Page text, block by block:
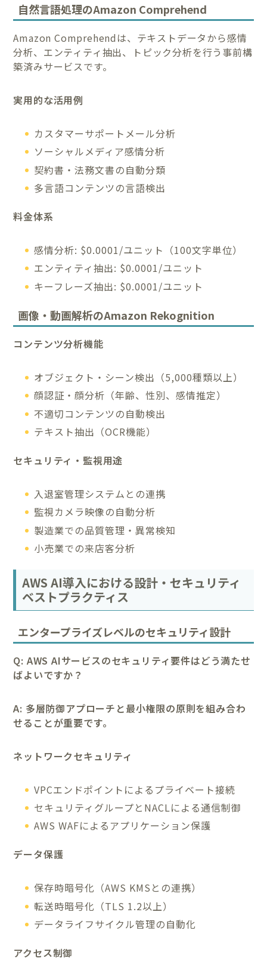
自然言語処理のAmazon Comprehend
Amazon Comprehendは、テキストデータから感情
分析、エンティティ抽出、トピック分析を行う事前構
築済みサービスです。
実用的な活用例
カスタマーサポートメール分析
ソーシャルメディア感情分析
契約書・法務文書の自動分類
多言語コンテンツの言語検出
料金体系
感情分析: $0.0001/ユニット（100文字単位）
エンティティ抽出: $0.0001/ユニット
キーフレーズ抽出: $0.0001/ユニット
画像・動画解析のAmazon Rekognition
コンテンツ分析機能
オブジェクト・シーン検出（5,000種類以上）
顔認証・顔分析（年齢、性別、感情推定）
不適切コンテンツの自動検出
テキスト抽出（OCR機能）
セキュリティ・監視用途
入退室管理システムとの連携
監視カメラ映像の自動分析
製造業での品質管理・異常検知
小売業での来店客分析
AWS AI導入における設計・セキュリティ
ベストプラクティス
エンタープライズレベルのセキュリティ設計
Q: AWS AIサービスのセキュリティ要件はどう満たせ
ばよいですか？
A: 多層防御アプローチと最小権限の原則を組み合わ
せることが重要です。
ネットワークセキュリティ
VPCエンドポイントによるプライベート接続
セキュリティグループとNACLによる通信制御
AWS WAFによるアプリケーション保護
データ保護
保存時暗号化（AWS KMSとの連携）
転送時暗号化（TLS 1.2以上）
データライフサイクル管理の自動化
アクセス制御